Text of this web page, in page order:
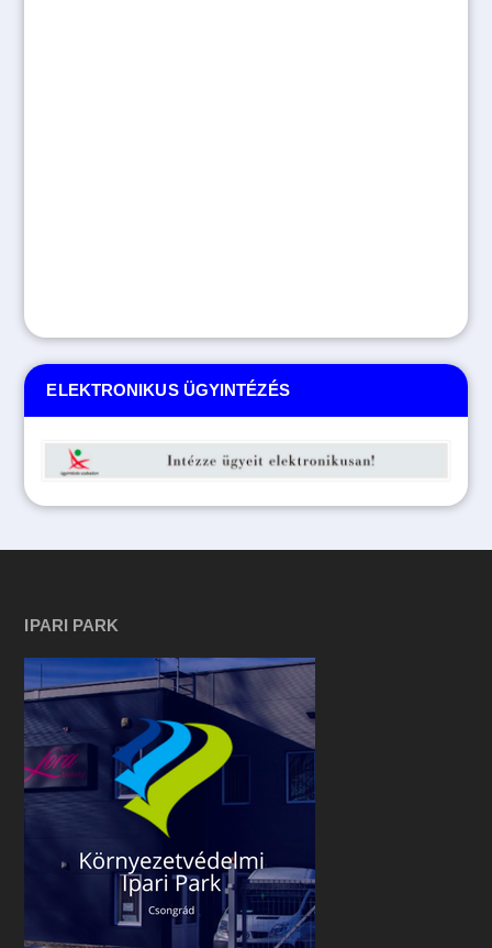
ELEKTRONIKUS ÜGYINTÉZÉS
IPARI PARK